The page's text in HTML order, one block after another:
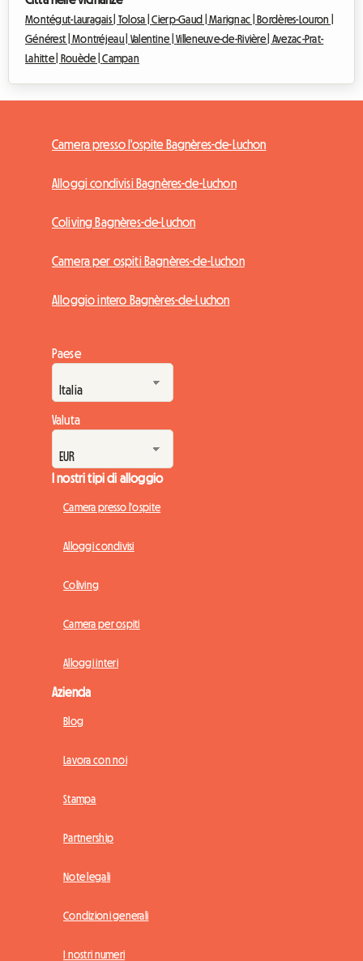
Montégut-Lauragais | Tolosa |Cierp-Gaud |Marignac |Bordères-Louron |
Générest |Montréjeau | Valentine |Villeneuve-de-Rivière | Avezac-Prat-
Lahitte | Rouède |Campan
Camera presso l'ospite Bagnères-de-Luchon
Alloggi condivisi Bagnères-de-Luchon
Coliving Bagnères-de-Luchon
Camera per ospiti Bagnères-de-Luchon
Alloggio intero Bagnères-de-Luchon
Paese
Valuta
I nostri tipi di alloggio
Camera presso l'ospite
Alloggi condivisi
Coliving
Camera per ospiti
Alloggi interi
Azienda
Blog
Lavora con noi
Stampa
Partnership
Note legali
Condizioni generali
I nostri numeri